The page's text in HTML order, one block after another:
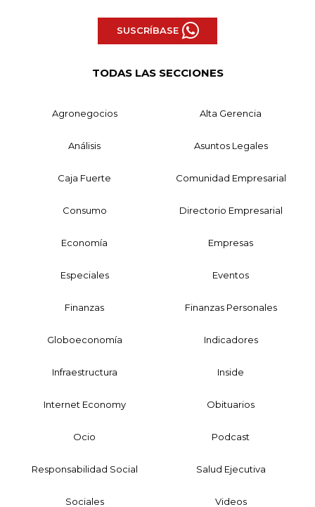
SUSCRÍBASE
TODAS LAS SECCIONES
Agronegocios Alta Gerencia
Análisis Asuntos Legales
Caja Fuerte Comunidad Empresarial
Consumo Directorio Empresarial
Economía Empresas
Especiales Eventos
Finanzas Finanzas Personales
Globoeconomía Indicadores
Infraestructura Inside
Internet Economy Obituarios
Ocio Podcast
Responsabilidad Social Salud Ejecutiva
Sociales Videos